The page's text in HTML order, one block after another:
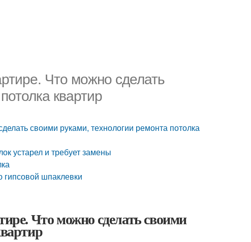
Что можно сделать
квартир
своими руками, технологии ремонта потолка
устарел и требует замены
гипсовой шпаклевки
Что можно сделать своими